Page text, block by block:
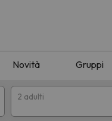
Novità Gruppi
2 adulti